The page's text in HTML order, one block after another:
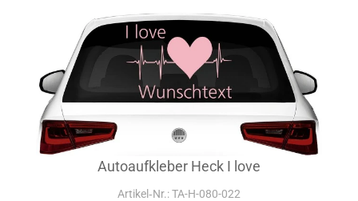
Autoaufkleber Heck I love
Artikel‑Nr.: TA-H-080-022